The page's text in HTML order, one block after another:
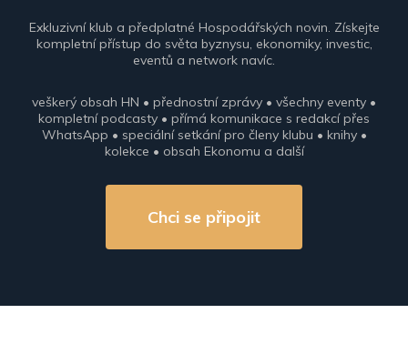
Exkluzivní klub a předplatné Hospodářských novin. Získejte
kompletní přístup do světa byznysu, ekonomiky, investic,
eventů a network navíc.
veškerý obsah HN • přednostní zprávy • všechny eventy •
kompletní podcasty • přímá komunikace s redakcí přes
WhatsApp • speciální setkání pro členy klubu • knihy •
kolekce • obsah Ekonomu a další
Chci se připojit